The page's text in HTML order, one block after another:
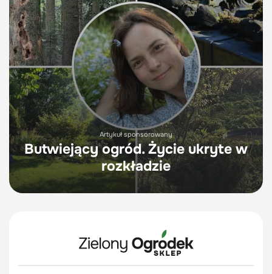
Artykuł sponsorowany
Butwiejący ogród. Życie ukryte w
rozkładzie